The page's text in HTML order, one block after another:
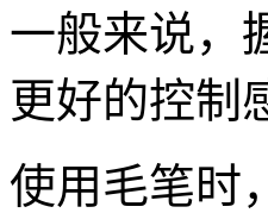
一般来说，
更好的控制
使用毛笔时